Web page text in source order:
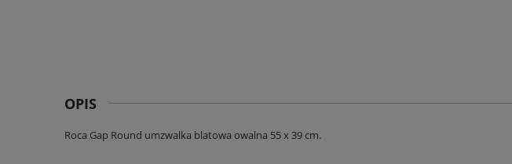
OPIS
Roca Gap Round umzwalka blatowa owalna 55 x 39 cm.